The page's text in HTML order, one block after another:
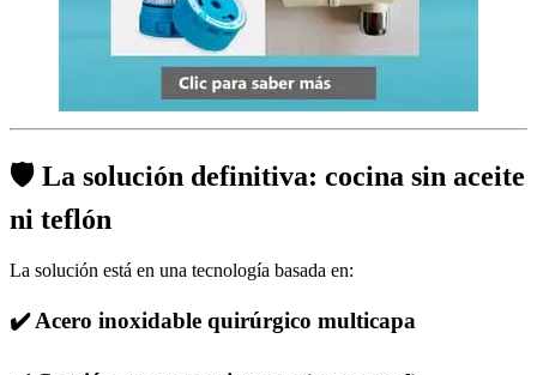
🛡️ La solución definitiva: cocina sin aceite
ni teflón
La solución está en una tecnología basada en:
✔️ Acero inoxidable quirúrgico multicapa